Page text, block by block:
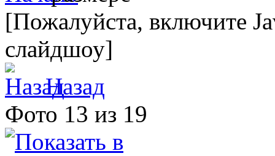
[Пожалуйста, включите
слайдшоу]
Назад
Фото 13 из 19